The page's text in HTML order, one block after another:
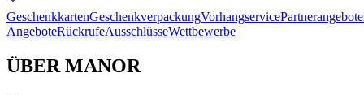
GeschenkkartenGeschenkverpackungVorhangservicePartnerangebote
AngeboteRückrufeAusschlüsseWettbewerbe
ÜBER MANOR